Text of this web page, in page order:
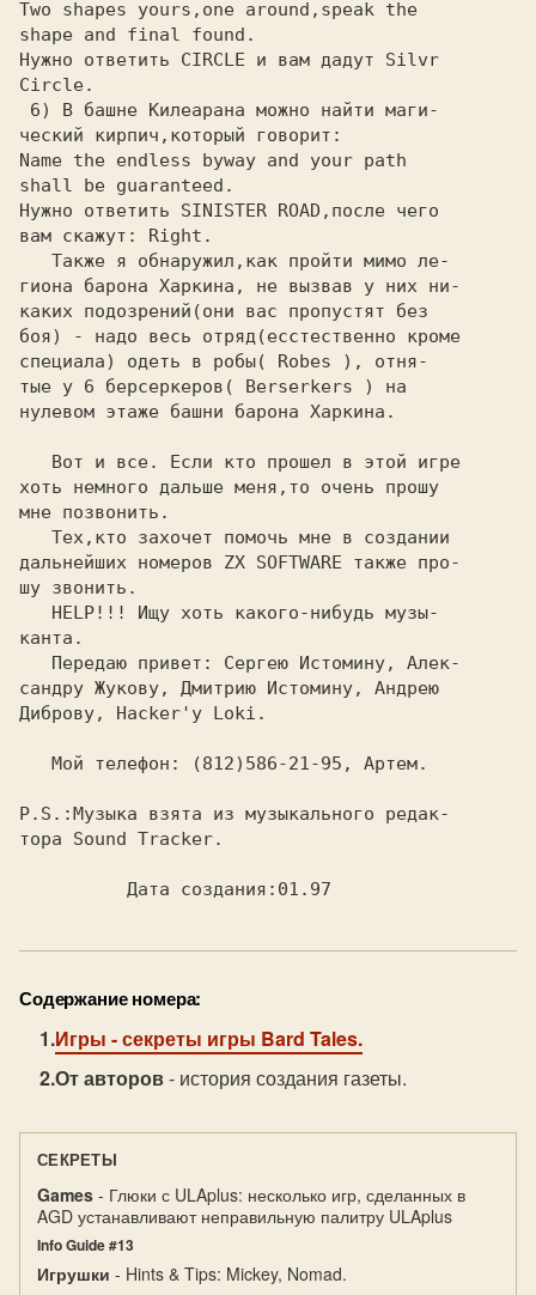
Содержание номера:
Игры - секреты игры Bard Tales.
От авторов- история создания газеты.
СЕКРЕТЫ
Games - Глюки с ULAplus: несколько игр, сделанных в
AGD устанавливают неправильную палитру ULAplus
Info Guide #13
Игрушки - Hints & Tips: Mickey, Nomad.